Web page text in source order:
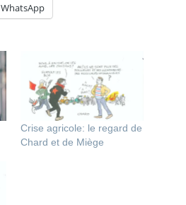
WhatsApp
Crise agricole: le regard de
Chard et de Miège